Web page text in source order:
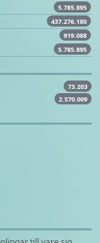
5.785.895
437.276.180
919.088
5.785.895
73.203
2.570.009